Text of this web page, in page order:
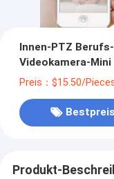
Innen-PTZ
Videokamera-
Preis：$15.50/
Bestpreis
Produkt-